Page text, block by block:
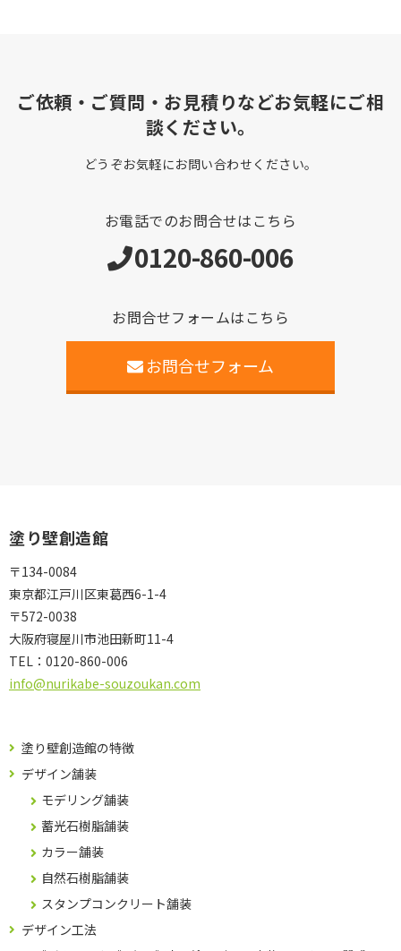
ご依頼・ご質問・お見積りなどお気軽にご相
談ください。
どうぞお気軽にお問い合わせください。
お電話でのお問合せはこちら
0120-860-006
お問合せフォームはこちら
お問合せフォーム
塗り壁創造館
〒134-0084
東京都江戸川区東葛西6-1-4
〒572-0038
大阪府寝屋川市池田新町11-4
TEL： 0120-860-006
info@nurikabe-souzoukan.com
塗り壁創造館の特徴
デザイン舗装
モデリング舗装
蓄光石樹脂舗装
カラー舗装
自然石樹脂舗装
スタンプコンクリート舗装
デザイン工法